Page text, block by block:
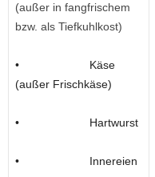
(außer in fangfrischem
bzw. als Tiefkuhlkost)
• Käse
(außer Frischkäse)
• Hartwurst
• Innereien